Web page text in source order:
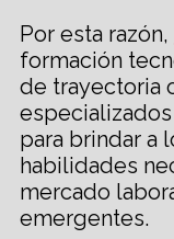
Por esta razón,
formación
de trayectoria
para brindar a
habilidades
mercado
emergentes.